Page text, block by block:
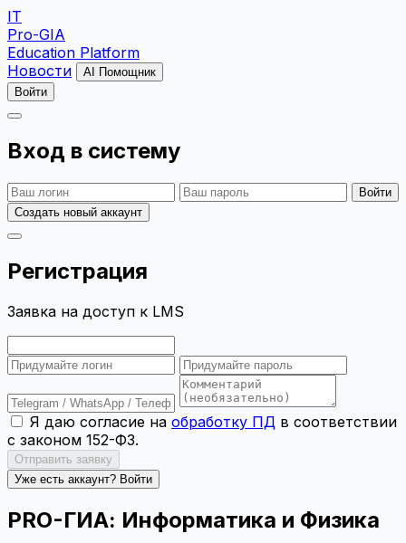
IT
Pro-GIA
Education Platform
Новости
AI Помощник
Войти
Вход в систему
Войти
Создать новый аккаунт
Регистрация
Заявка на доступ к LMS
Я даю согласие на обработку ПД в соответствии
с законом 152-ФЗ.
Отправить заявку
Уже есть аккаунт? Войти
PRO-ГИА: Информатика и Физика